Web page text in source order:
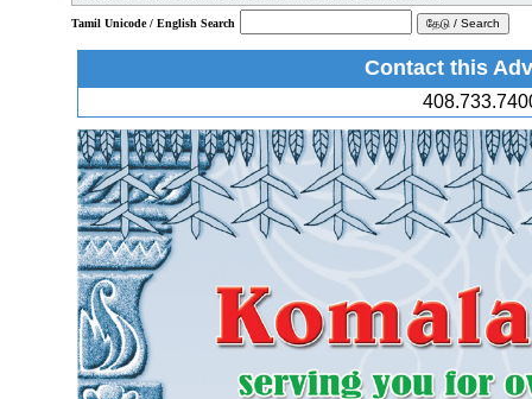
Tamil Unicode / English Search
Contact this